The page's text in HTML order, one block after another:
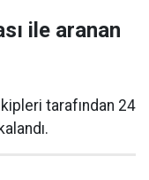
ile aranan
tarafından 24